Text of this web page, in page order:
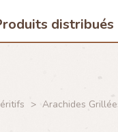
distribués
> Arachides